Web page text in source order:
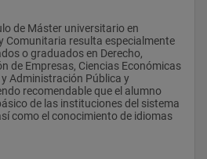
de Máster universitario en
Comunitaria resulta especialmente
o graduados en Derecho,
de Empresas, Ciencias Económicas
Administración Pública y
recomendable que el alumno
de las instituciones del sistema
como el conocimiento de idiomas